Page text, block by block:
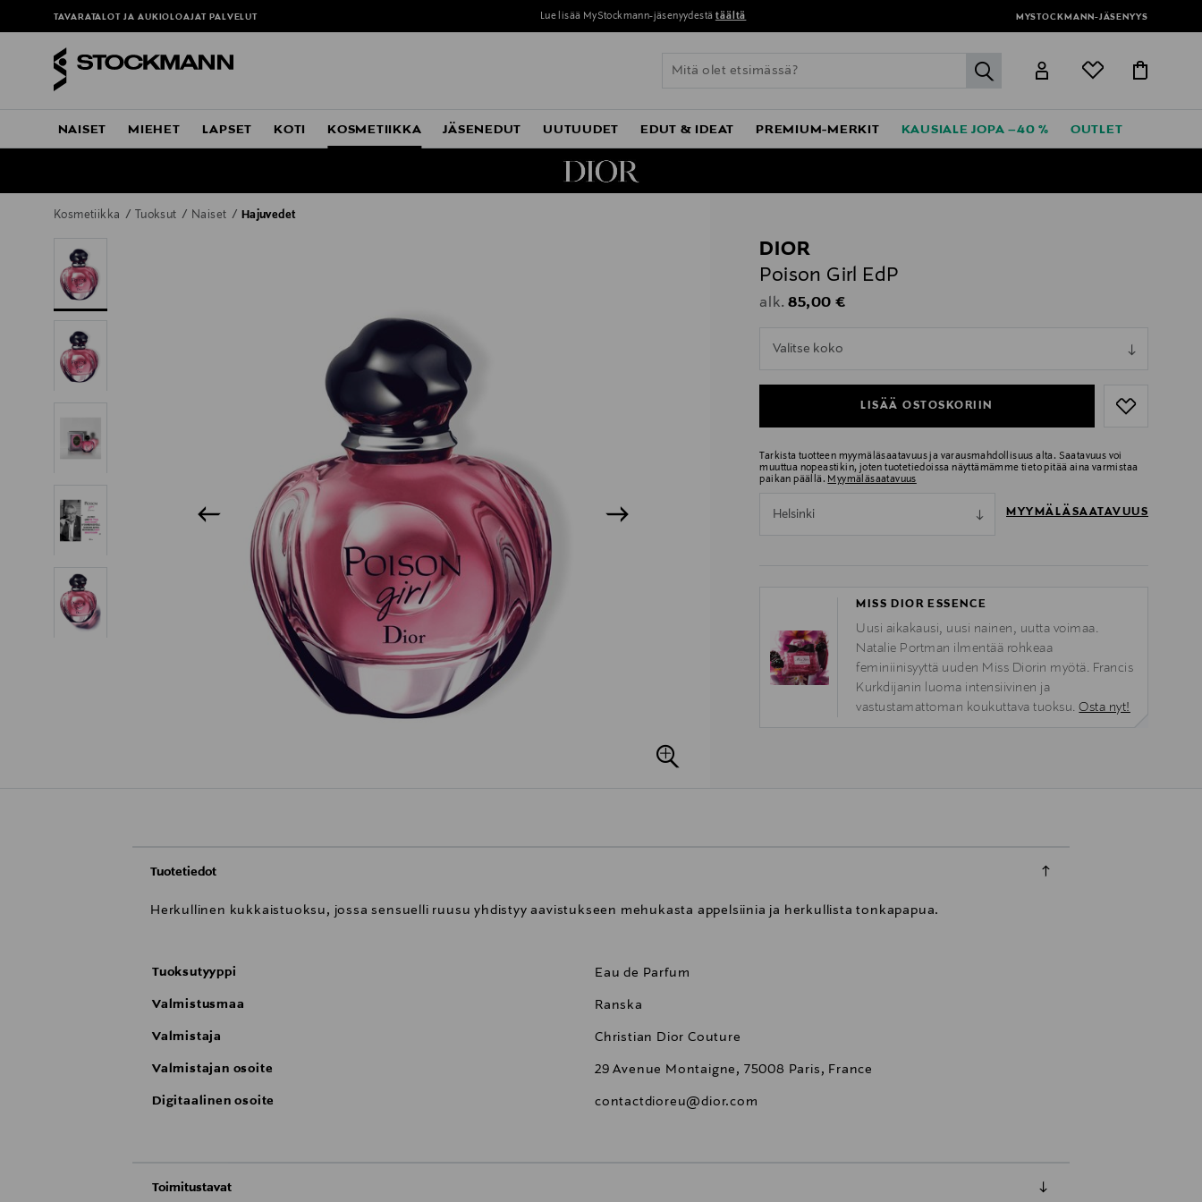
TAVARATALOT JA AUKIOLOAJAT PALVELUT Lue lisää MyStockmann-jäsenyydestä täältä MYSTOCKMANN-JÄSENYYS
label.header.go
NAISET MIEHET LAPSET KOTI KOSMETIIKKA JÄSENEDUT UUTUUDET EDUT & IDEAT PREMIUM-MERKIT KAUSIALE JOPA –40 % OUTLET
Kosmetiikka Tuoksut Naiset Hajuvedet
DIOR
Poison Girl EdP
alk. Original Price
85,00 €
Valitse koko
LISÄÄ OSTOSKORIIN
Tarkista tuotteen myymäläsaatavuus ja varausmahdollisuus alta. Saatavuus voi
muuttua nopeastikin, joten tuotetiedoissa näyttämämme tieto pitää aina varmistaa
paikan päällä. Myymäläsaatavuus
Helsinki MYYMÄLÄSAATAVUUS
MISS DIOR ESSENCE
Uusi aikakausi, uusi nainen, uutta voimaa.
Natalie Portman ilmentää rohkeaa
feminiinisyyttä uuden Miss Diorin myötä. Francis
Kurkdijanin luoma intensiivinen ja
vastustamattoman koukuttava tuoksu.Osta nyt!
Tuotetiedot
Herkullinen kukkaistuoksu, jossa sensuelli ruusu yhdistyy aavistukseen mehukasta appelsiinia ja herkullista tonkapapua.
Tuoksutyyppi Eau de Parfum
Valmistusmaa Ranska
Valmistaja Christian Dior Couture
Valmistajan osoite 29 Avenue Montaigne, 75008 Paris, France
Digitaalinen osoite contactdioreu@dior.com
Toimitustavat